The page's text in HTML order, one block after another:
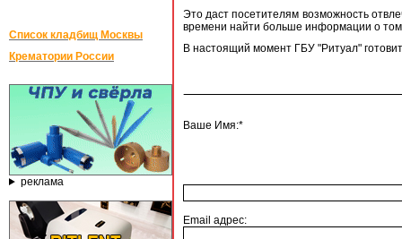
Список кладбищ Москвы
Крематории России
реклама
Это даст посетителям возможность
времени найти больше информации о
В настоящий момент ГБУ "Ритуал"
Ваше Имя:*
Email адрес: